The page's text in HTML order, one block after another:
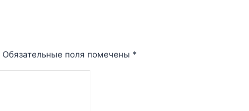
Обязательные поля помечены *